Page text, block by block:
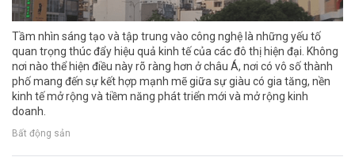
Tầm nhìn sáng tạo và tập trung vào công nghệ là những yếu tố
quan trọng thúc đẩy hiệu quả kinh tế của các đô thị hiện đại. Không
nơi nào thể hiện điều này rõ ràng hơn ở châu Á, nơi có vô số thành
phố mang đến sự kết hợp mạnh mẽ giữa sự giàu có gia tăng, nền
kinh tế mở rộng và tiềm năng phát triển mới và mở rộng kinh
doanh.
Bất động sản